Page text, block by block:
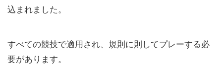
込まれました。
すべての競技で適用され、規則に則してプレーする必
要があります。